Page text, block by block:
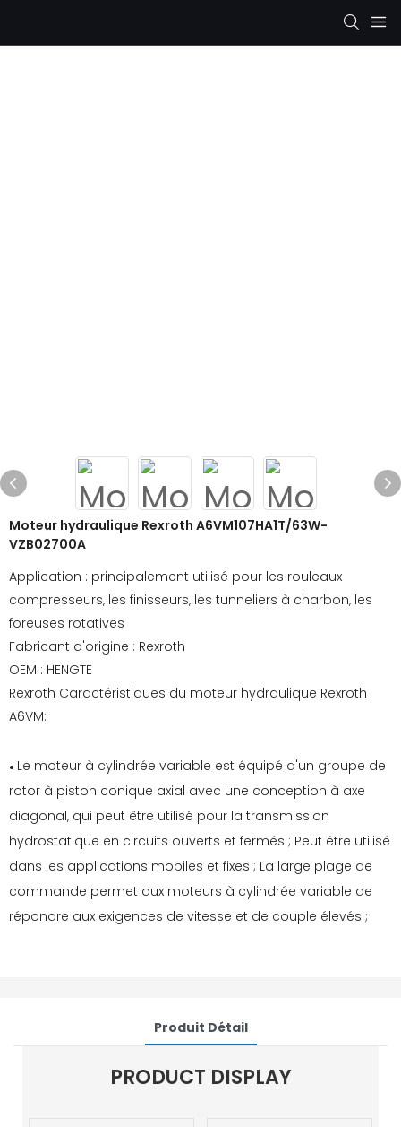
Moteur hydraulique Rexroth A6VM107HA1T/63W-
VZB02700A
Application : principalement utilisé pour les rouleaux
compresseurs, les finisseurs, les tunneliers à charbon, les
foreuses rotatives
Fabricant d'origine : Rexroth
OEM : HENGTE
Rexroth Caractéristiques du moteur hydraulique Rexroth
A6VM:
● Le moteur à cylindrée variable est équipé d'un groupe de
rotor à piston conique axial avec une conception à axe
diagonal, qui peut être utilisé pour la transmission
hydrostatique en circuits ouverts et fermés ; Peut être utilisé
dans les applications mobiles et fixes ; La large plage de
commande permet aux moteurs à cylindrée variable de
répondre aux exigences de vitesse et de couple élevés ;
Produit Détail
PRODUCT DISPLAY